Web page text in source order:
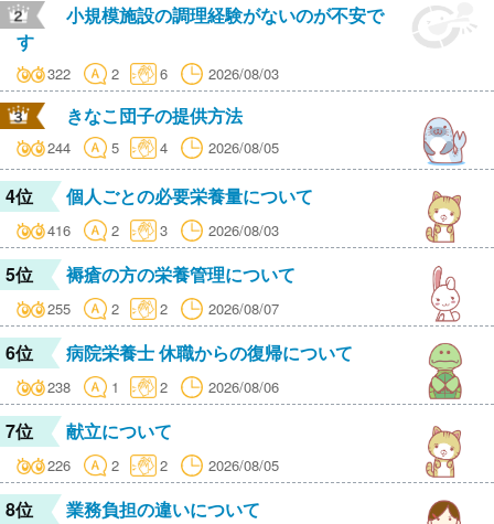
小規模施設の調理経験がないのが不安で
す
322 2 6 2026/08/03
きなこ団子の提供方法
244 5 4 2026/08/05
4位 個人ごとの必要栄養量について
416 2 3 2026/08/03
5位 褥瘡の方の栄養管理について
255 2 2 2026/08/07
6位 病院栄養士 休職からの復帰について
238 1 2 2026/08/06
7位 献立について
226 2 2 2026/08/05
8位 業務負担の違いについて